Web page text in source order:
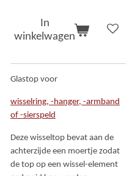
In
winkelwagen
Glastop voor
wisselring, -hanger, -armband
of -sierspeld
Deze wisseltop bevat aan de
achterzijde een moertje zodat
de top op een wissel-element